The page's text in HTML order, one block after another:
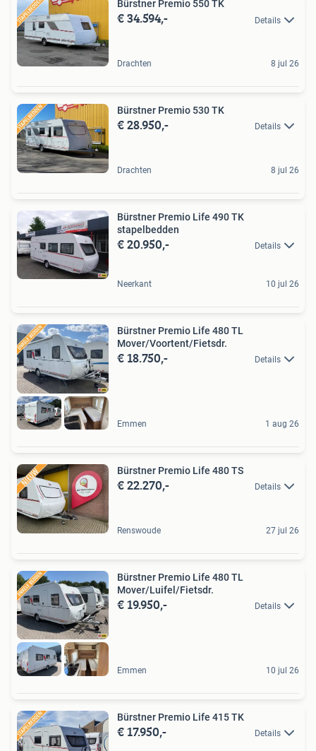
Bürstner Premio 550 TK
€ 34.594,- Details
Drachten 8 jul 26
Bürstner Premio 530 TK
€ 28.950,- Details
Drachten 8 jul 26
Bürstner Premio Life 490 TK
stapelbedden
€ 20.950,- Details
Neerkant 10 jul 26
Bürstner Premio Life 480 TL
Mover/Voortent/Fietsdr.
€ 18.750,- Details
Emmen 1 aug 26
Bürstner Premio Life 480 TS
€ 22.270,- Details
Renswoude 27 jul 26
Bürstner Premio Life 480 TL
Mover/Luifel/Fietsdr.
€ 19.950,- Details
Emmen 10 jul 26
Bürstner Premio Life 415 TK
€ 17.950,- Details